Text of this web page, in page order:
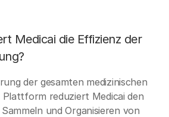
Medicai die Effizienz der
der gesamten medizinischen
Plattform reduziert Medicai den
und Organisieren von